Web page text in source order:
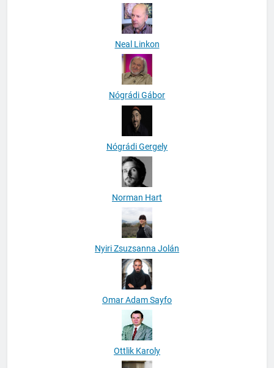
Neal Linkon
Nógrádi Gábor
Nógrádi Gergely
Norman Hart
Nyiri Zsuzsanna Jolán
Omar Adam Sayfo
Ottlik Karoly